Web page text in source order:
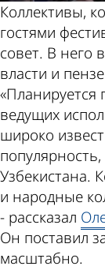
Коллективы,
гостями
совет. В него
власти и
«Планируется
ведущих
широко
Узбекистана.
и народные
- рассказал
Он поставил
масштабно.